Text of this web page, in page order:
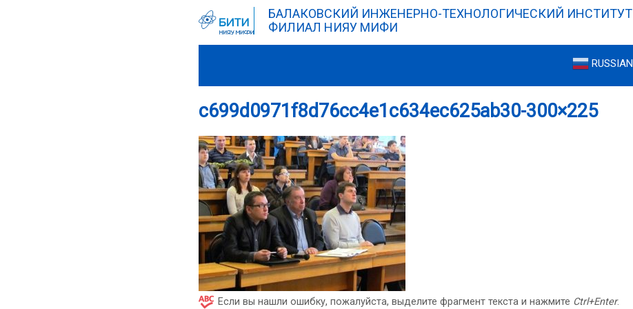
БАЛАКОВСКИЙ ИНЖЕНЕРНО-ТЕХНОЛОГИЧЕСКИЙ ИНСТИТУТ
ФИЛИАЛ НИЯУ МИФИ
RUSSIAN
c699d0971f8d76cc4e1c634ec625ab30-300×225
Если вы нашли ошибку, пожалуйста, выделите фрагмент текста и нажмите Ctrl+Enter.